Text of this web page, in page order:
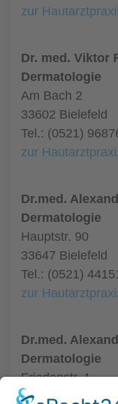
zur
Dr. med. Viktor
Dermatologie
Am Bach 2
33602 Bielefeld
Tel.: (0521)
zur
Dr.med.
Dermatologie
Hauptstr. 90
33647 Bielefeld
Tel.: (0521)
zur
Dr.med.
Dermatologie
Friedenstr. 1
33602 Bielefeld